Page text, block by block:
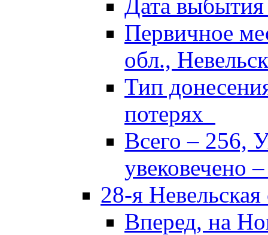
Дата
Первичное
обл.,
Тип
потерях
Всего – 256,
увековечено
28-я Невельская
Вперед, на